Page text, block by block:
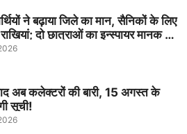
ने बढ़ाया जिले का मान, सैनिकों के लिए
दो छात्राओं का इन्स्पायर मानक में
अब कलेक्टरों की बारी, 15 अगस्त के
सूची!